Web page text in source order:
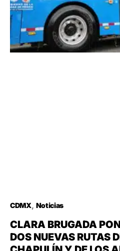
CDMX Noticias
CLARA BRUGADA
DOS NUEVAS RUTAS